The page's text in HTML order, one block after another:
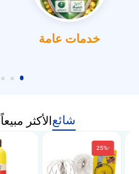
خدمات عامة
شائعالأكثر مبيعاً